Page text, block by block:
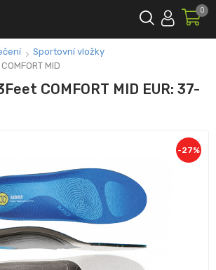
0
Sportovní vložky
MID
COMFORT MID EUR: 37-
-27%